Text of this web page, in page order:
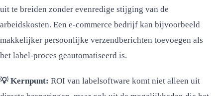
uit te breiden zonder evenredige stijging van de
arbeidskosten. Een e-commerce bedrijf kan bijvoorbeeld
makkelijker persoonlijke verzendberichten toevoegen als
het label-proces geautomatiseerd is.
💡 Kernpunt: ROI van labelsoftware komt niet alleen uit